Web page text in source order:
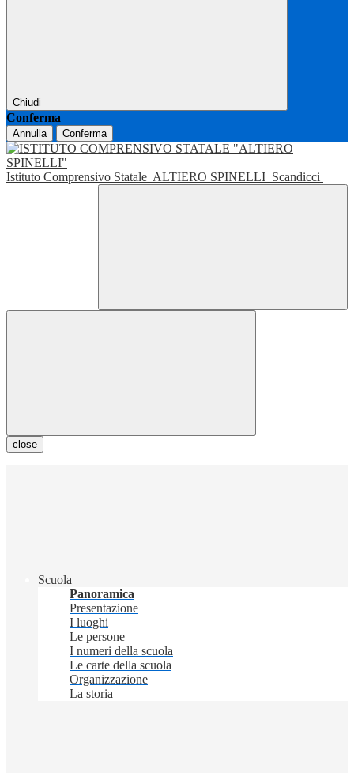
Chiudi
Conferma
Annulla Conferma
Istituto Comprensivo Statale ALTIERO SPINELLI Scandicci
close
Scuola
Panoramica
Presentazione
I luoghi
Le persone
I numeri della scuola
Le carte della scuola
Organizzazione
La storia